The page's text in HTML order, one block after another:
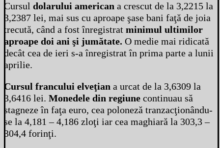
Cursul dolarului american a crescut de la 3,2215 la
3,2387 lei, mai sus cu aproape şase bani faţă de joia
trecută, când a fost înregistrat minimul ultimilor
aproape doi ani şi jumătate. O medie mai ridicată
decât cea de ieri s-a înregistrat în prima parte a lunii
aprilie.
Cursul francului elveţian a urcat de la 3,6309 la
3,6416 lei. Monedele din regiune continuau să
stagneze în faţa euro, cea poloneză tranzacţionându-
se la 4,181 – 4,186 zloţi iar cea maghiară la 303,3 –
304,4 forinţi.